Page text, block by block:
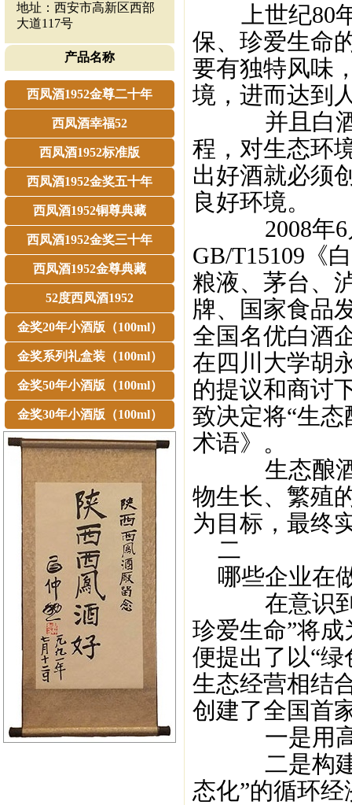
地址：西安市高新区西部
大道117号
产品名称
西凤酒1952金尊二十年
西凤酒幸福52
西凤酒1952标准版
西凤酒1952金奖五十年
西凤酒1952铜尊典藏
西凤酒1952金奖三十年
西凤酒1952金尊典藏
52度西凤酒1952
金奖20年小酒版（100ml）
金奖系列礼盒装（100ml）
金奖50年小酒版（100ml）
金奖30年小酒版（100ml）
上世纪80年
保、珍爱生命
要有独特风味
境，进而达到
并且白酒酿
程，对生态环
出好酒就必须
良好环境。
2008年6月
GB/T15109《
粮液、茅台、
牌、国家食品
全国名优白酒
在四川大学胡
的提议和商讨
致决定将“生态
术语》。
生态酿酒：
物生长、繁殖
为目标，最终
二
哪些企业在
在意识到资
珍爱生命”将
便提出了以“
生态经营相结
创建了全国首
一是用高新
二是构建“
态化”的循环